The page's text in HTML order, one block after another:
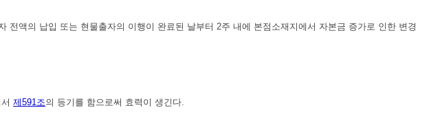
전액의 납입 또는 현물출자의 이행이 완료된 날부터 2주 내에 본점소재지에서 자본금 증가로 인한 변경
제591조의 등기를 함으로써 효력이 생긴다.